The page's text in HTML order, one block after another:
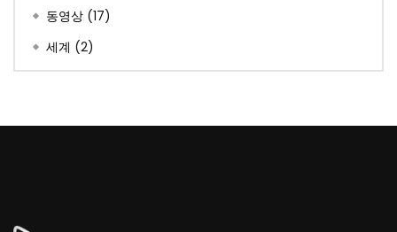
동영상 (17)
세계 (2)